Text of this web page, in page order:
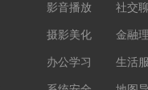
影音播放 社交
摄影美化 金融
办公学习 生活